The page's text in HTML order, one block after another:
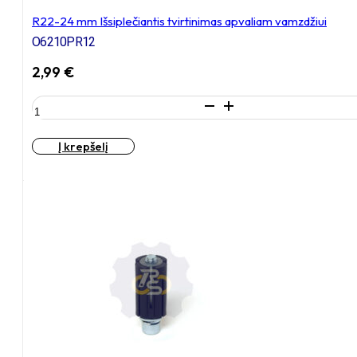
R22-24 mm Išsiplečiantis tvirtinimas apvaliam vamzdžiui
O6210PR12
2,99 €
produkto
kiekis:
R22-
24
Į krepšelį